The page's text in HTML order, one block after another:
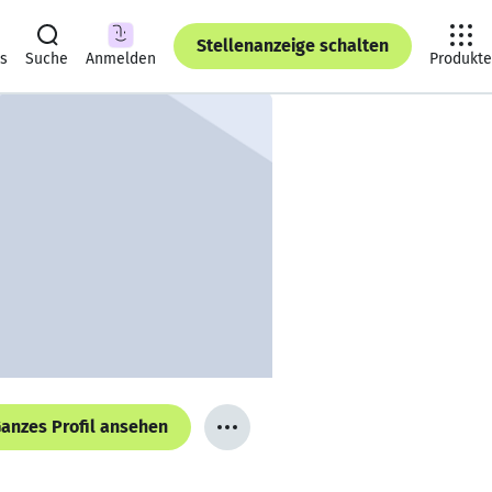
Suche Anmelden
Stellenanzeige schalten
Produkte
Profil ansehen